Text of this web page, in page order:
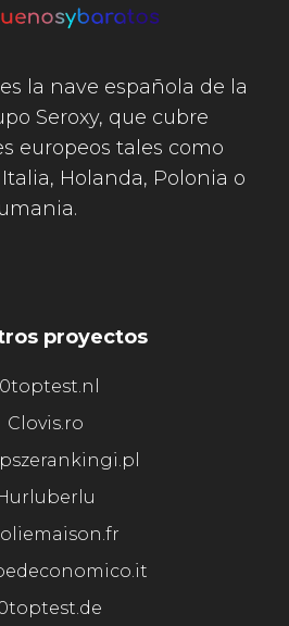
la nave española de la
Seroxy, que cubre
europeos tales como
Holanda, Polonia o
proyectos
Clovis.ro